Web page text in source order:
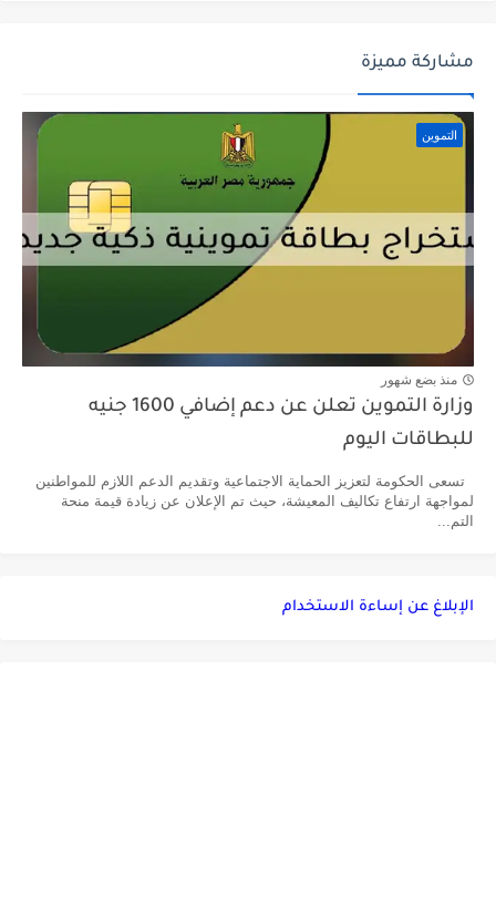
مشاركة مميزة
التموين
منذ بضع شهور
وزارة التموين تعلن عن دعم إضافي 1600 جنيه
للبطاقات اليوم
تسعى الحكومة لتعزيز الحماية الاجتماعية وتقديم الدعم اللازم للمواطنين
لمواجهة ارتفاع تكاليف المعيشة، حيث تم الإعلان عن زيادة قيمة منحة
التم...
الإبلاغ عن إساءة الاستخدام